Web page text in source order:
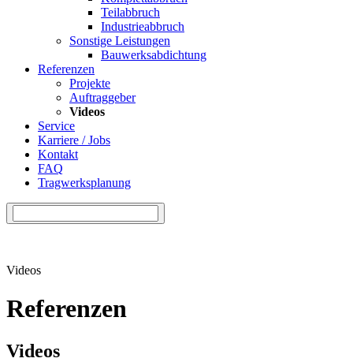
Teilabbruch
Industrieabbruch
Sonstige Leistungen
Bauwerksabdichtung
Referenzen
Projekte
Auftraggeber
Videos
Service
Karriere / Jobs
Kontakt
FAQ
Tragwerksplanung
Videos
Referenzen
Videos